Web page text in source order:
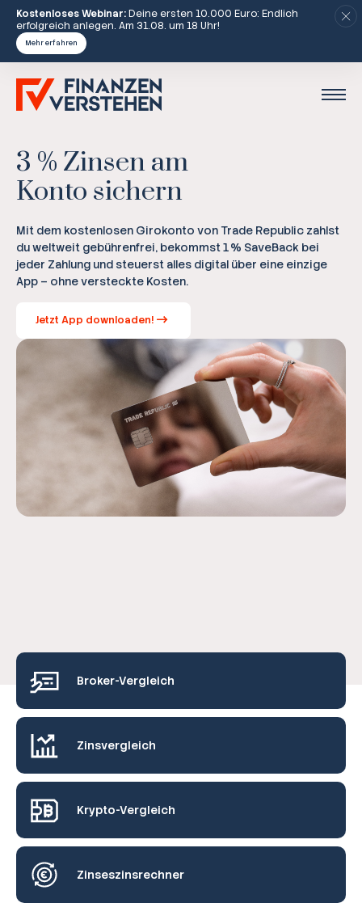
Kostenloses Webinar:Deine ersten 10.000 Euro: Endlich
erfolgreich anlegen. Am 31.08. um 18 Uhr!
Mehr erfahren
3 % Zinsen am
Konto sichern
Mit dem kostenlosen Girokonto von Trade Republic zahlst
du weltweit gebührenfrei, bekommst 1 % SaveBack bei
jeder Zahlung und steuerst alles digital über eine einzige
App – ohne versteckte Kosten.
Jetzt App downloaden!
Broker-Vergleich
Zinsvergleich
Krypto-Vergleich
Zinseszinsrechner